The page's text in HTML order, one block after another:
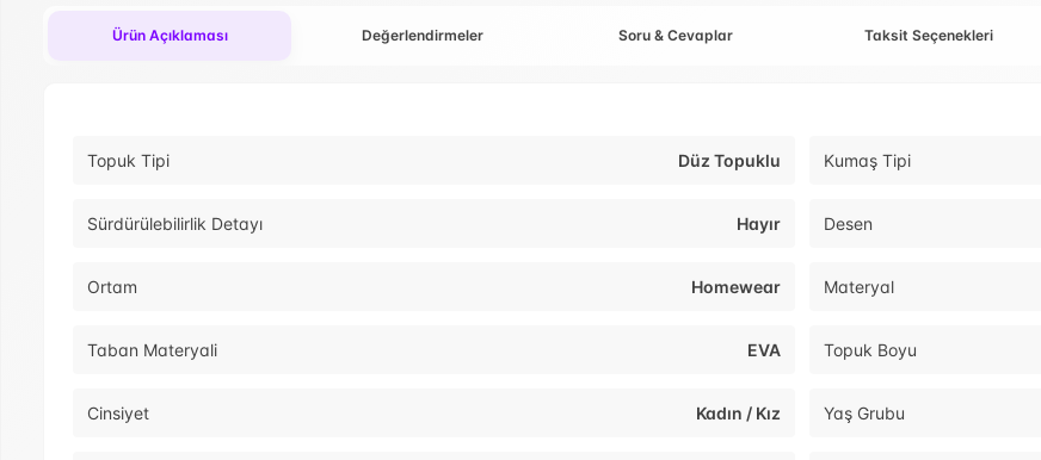
Ürün Açıklaması Değerlendirmeler Soru & Cevaplar Taksit Seçenekleri
Topuk Tipi Düz Topuklu Kumaş Tipi
Sürdürülebilirlik Detayı Hayır Desen
Ortam Homewear Materyal
Taban Materyali EVA Topuk Boyu
Cinsiyet Kadın / Kız Yaş Grubu